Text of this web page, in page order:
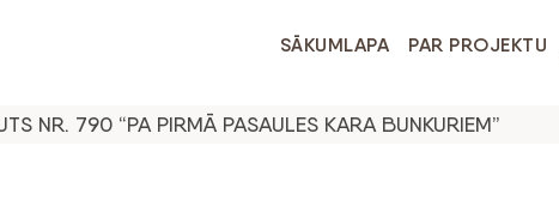
SĀKUMLAPA PAR PROJEKTU
NR. 790 “PA PIRMĀ PASAULES KARA BUNKURIEM”